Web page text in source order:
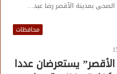
بمدينة الأقصر رضا عبد…
محافظات
يستعرضان عددا